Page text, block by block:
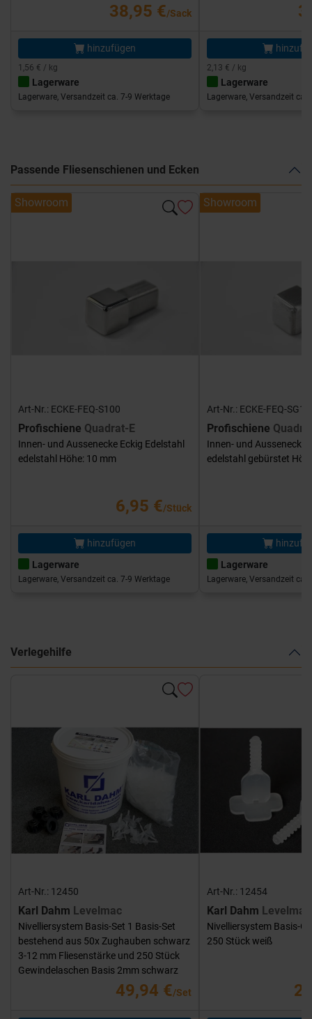
38,95 €/Sack
hinzufügen
1,56 € / kg
Lagerware
Lagerware, Versandzeit ca. 7-9 Werktage
2,13 € / kg
Lagerware
Lagerware, Versandzeit ca.
Passende Fliesenschienen und Ecken
Showroom
Art-Nr.: ECKE-FEQ-S100
Profischiene Quadrat-E
Innen- und Aussenecke Eckig Edelstahl
edelstahl Höhe: 10 mm
6,95 €/Stück
hinzufügen
Lagerware
Lagerware, Versandzeit ca. 7-9 Werktage
Showroom
Art-Nr.: ECKE-FEQ-
Profischiene
Innen- und Aussenecke
edelstahl gebürstet
Lagerware
Lagerware, Versandzeit ca.
Verlegehilfe
Art-Nr.: 12450
Karl Dahm Levelmac
Nivelliersystem Basis-Set 1 Basis-Set
bestehend aus 50x Zughauben schwarz
3-12 mm Fliesenstärke und 250 Stück
Gewindelaschen Basis 2mm schwarz
49,94 €/Set
Art-Nr.: 12454
Karl Dahm Levelmac
Nivelliersystem Basis-
250 Stück weiß